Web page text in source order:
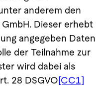
anderem den
Dieser erhebt
angegeben Daten
der Teilnahme zur
wird dabei als
28 DSGVO[CC1]